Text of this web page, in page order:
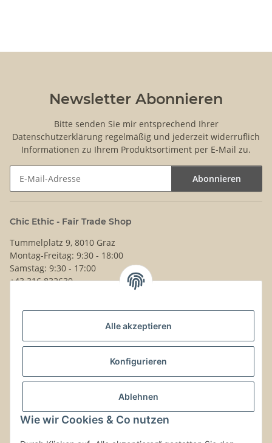
Alle akzeptieren
Konfigurieren
Ablehnen
Wie wir Cookies & Co nutzen
Newsletter Abonnieren
Bitte senden Sie mir entsprechend Ihrer
Datenschutzerklärung regelmäßig und jederzeit widerruflich
Informationen zu Ihrem Produktsortiment per E-Mail zu.
Abonnieren
Chic Ethic - Fair Trade Shop
Tummelplatz 9, 8010 Graz
Montag-Freitag: 9:30 - 18:00
Samstag: 9:30 - 17:00
+43 316 832630
Kontaktinformationen